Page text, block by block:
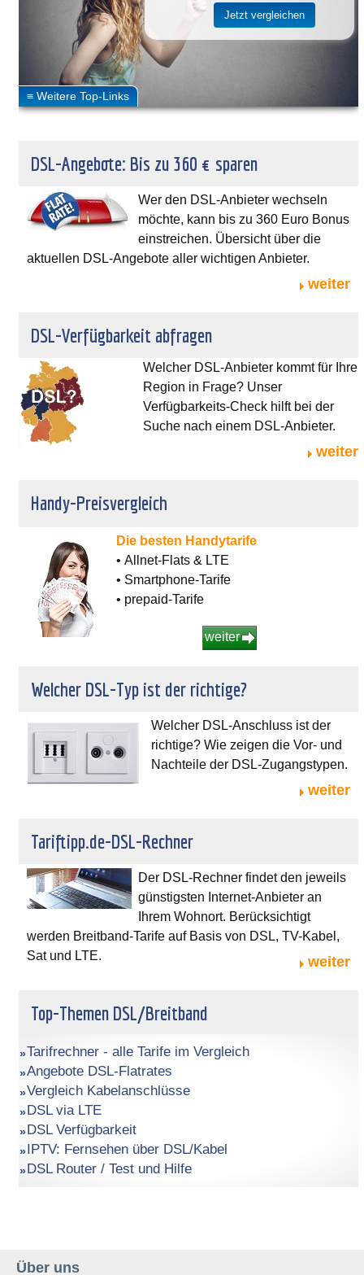
DSL-Angebote: Bis zu 360 € sparen
Wer den DSL-Anbieter wechseln
möchte, kann bis zu 360 Euro Bonus
einstreichen. Übersicht über die
aktuellen DSL-Angebote aller wichtigen Anbieter.
weiter
DSL-Verfügbarkeit abfragen
Welcher DSL-Anbieter kommt für Ihre
Region in Frage? Unser
Verfügbarkeits-Check hilft bei der
Suche nach einem DSL-Anbieter.
weiter
Handy-Preisvergleich
Die besten Handytarife
• Allnet-Flats & LTE
• Smartphone-Tarife
• prepaid-Tarife
weiter
Welcher DSL-Typ ist der richtige?
Welcher DSL-Anschluss ist der
richtige? Wie zeigen die Vor- und
Nachteile der DSL-Zugangstypen.
weiter
Tariftipp.de-DSL-Rechner
Der DSL-Rechner findet den jeweils
günstigsten Internet-Anbieter an
Ihrem Wohnort. Berücksichtigt
werden Breitband-Tarife auf Basis von DSL, TV-Kabel,
Sat und LTE.
weiter
Top-Themen DSL/Breitband
Tarifrechner - alle Tarife im Vergleich
Angebote DSL-Flatrates
Vergleich Kabelanschlüsse
DSL via LTE
DSL Verfügbarkeit
IPTV: Fernsehen über DSL/Kabel
DSL Router / Test und Hilfe
Über uns